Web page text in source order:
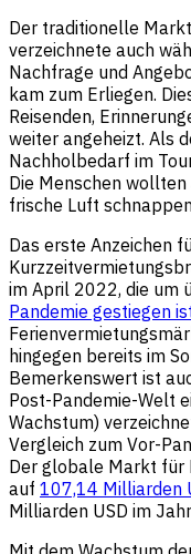
Der traditionelle
verzeichnete auch
Nachfrage und
kam zum Erliegen.
Reisenden,
weiter angeheizt. Als
Nachholbedarf im
Die Menschen
frische Luft
Das erste Anzeichen
im April 2022, die um
Pandemie gestiegen
hingegen bereits im
Bemerkenswert ist
Post-Pandemie-Welt
Wachstum)
Vergleich zum Vor-
Der globale Markt für
auf 107,14 Milliarden
Milliarden USD im